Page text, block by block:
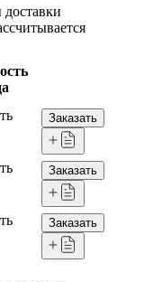
Заказать
Заказать
Заказать